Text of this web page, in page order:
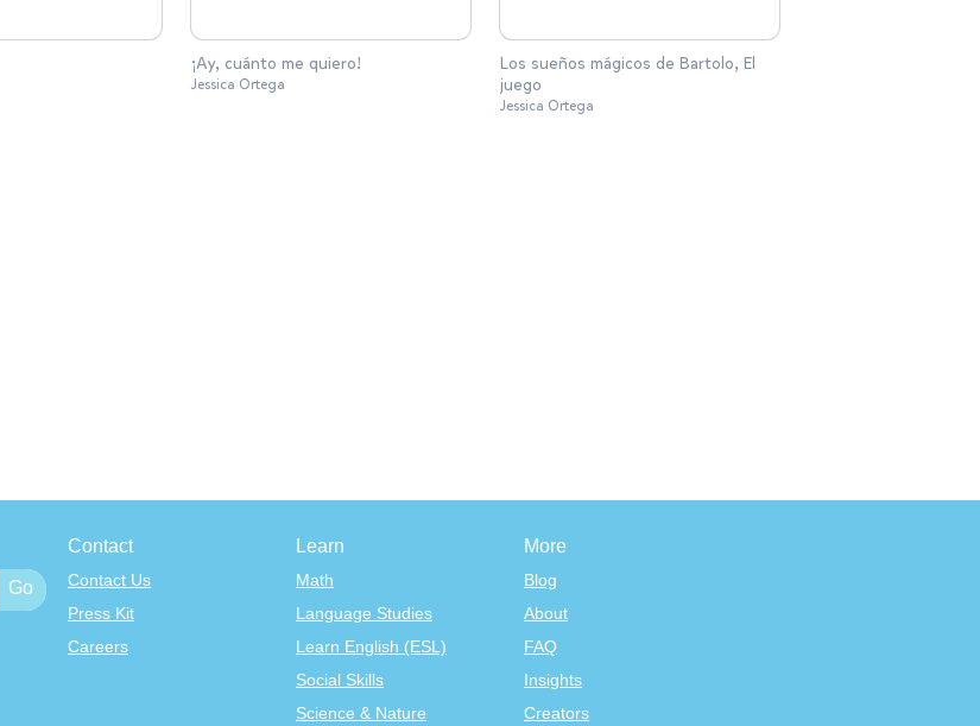
¡Ay, cuánto me quiero!
Jessica Ortega
Los sueños mágicos de Bartolo, El
juego
Jessica Ortega
Contact
Contact Us
Press Kit
Careers
Learn
Math
Language Studies
Learn English (ESL)
Social Skills
Science & Nature
More
Blog
About
FAQ
Insights
Creators